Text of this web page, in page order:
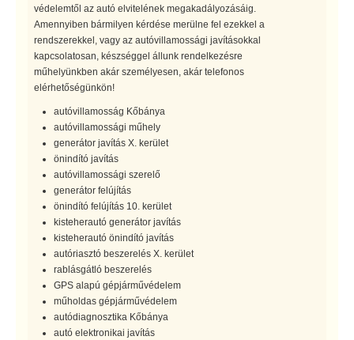
védelemtől az autó elvitelének megakadályozásáig.
Amennyiben bármilyen kérdése merülne fel ezekkel a
rendszerekkel, vagy az autóvillamossági javításokkal
kapcsolatosan, készséggel állunk rendelkezésre
műhelyünkben akár személyesen, akár telefonos
elérhetőségünkön!
autóvillamosság Kőbánya
autóvillamossági műhely
generátor javítás X. kerület
önindító javítás
autóvillamossági szerelő
generátor felújítás
önindító felújítás 10. kerület
kisteherautó generátor javítás
kisteherautó önindító javítás
autóriasztó beszerelés X. kerület
rablásgátló beszerelés
GPS alapú gépjárművédelem
műholdas gépjárművédelem
autódiagnosztika Kőbánya
autó elektronikai javítás